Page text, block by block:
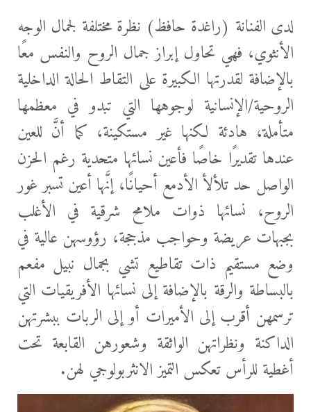
لدى الفنانة (راغدة حافظ) نظرة مختلفة لجمال الوجه
الأنثوي، فهي تحاول إبراز جمال الروح والنفس معًا
بالإضافة لقدرتها الكبيرة على التقاط الحالة الداخلية
الروحية/الإنسانية لوجوهها التي تبدو في معظمها
متأملة، هادئة لكنها غير مستكينة، كما أنَّ للعين
عندها تقديرًا خاصًا فأعين نسائها متحدية رغم الحزن
الواصل حد تلألأ الأدمع أحيانًا، إنَّها أعين تسبر غور
الروح، نسائها ذوات ملامح شرقية في الأغلب
بجبهات عريضة وحواجب مذججة، رؤوسهن عالية في
وضع مستقيم ذات تقاطيع تشي بجمال نبيل مفعم
بالبساطة والرقة بالإضافة إلى نسائها الأفريقيات التي
ترسمهن أقرب إلى الأميرات أو إلى الربات ببشرتهن
الداكنة ونظراتهن الواثقة وشعورهن القابعة تحت
أغطية للرأس تعكس التميز الانثربولوجي لهن.